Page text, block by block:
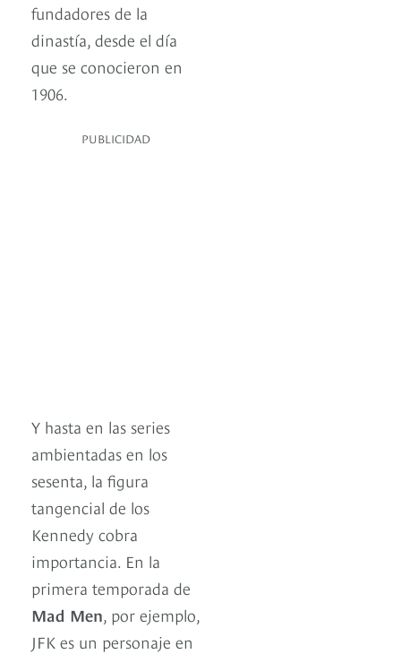
fundadores de la
dinastía, desde el día
que se conocieron en
1906.
PUBLICIDAD
Y hasta en las series
ambientadas en los
sesenta, la figura
tangencial de los
Kennedy cobra
importancia. En la
primera temporada de
Mad Men, por ejemplo,
JFK es un personaje en